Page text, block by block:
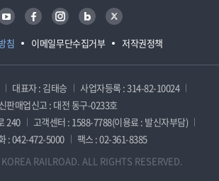
침 이메일무단수집거부 저작권정책
유튜브 페이스북 인스타그램 블로그 트위터
대표자 : 김태승
사업자등록 : 314-82-10024
판매업신고 : 대전 동구-0233호
240
고객센터 : 1588-7788(이용료 : 발신자부담)
: 042-472-5000
팩스 : 02-361-8385
RAILROAD. ALL RIGHTS RESERVED.